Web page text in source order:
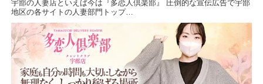
宇部の人妻店といえば今は『多恋人倶楽部』 圧倒的な宣伝広告で宇部
地区の各サイトの人妻部門トップ…